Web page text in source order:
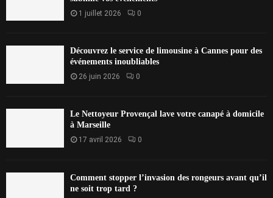
1 juillet 2026 0
Découvrez le service de limousine à Cannes pour des
événements inoubliables
26 juin 2026 0
Le Nettoyeur Provençal lave votre canapé à domicile
à Marseille
17 avril 2026 0
Comment stopper l’invasion des rongeurs avant qu’il
ne soit trop tard ?